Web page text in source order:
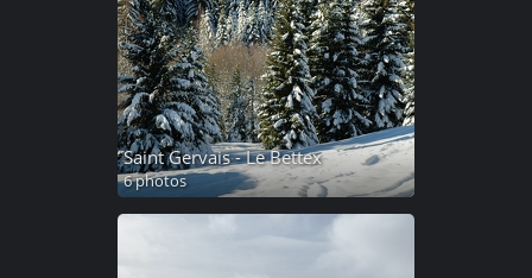
Saint Gervais - Le Bettex
6 photos